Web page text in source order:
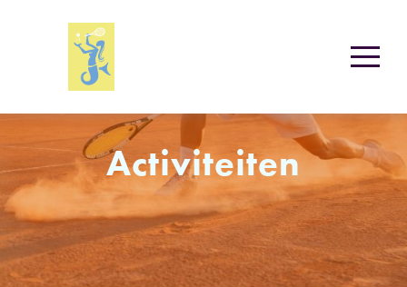
Activiteiten